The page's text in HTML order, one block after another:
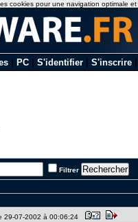
PC S'identifier S'inscrire
Filtrer
29-07-2002 à 00:06:24
cookies pour une navigation optimale